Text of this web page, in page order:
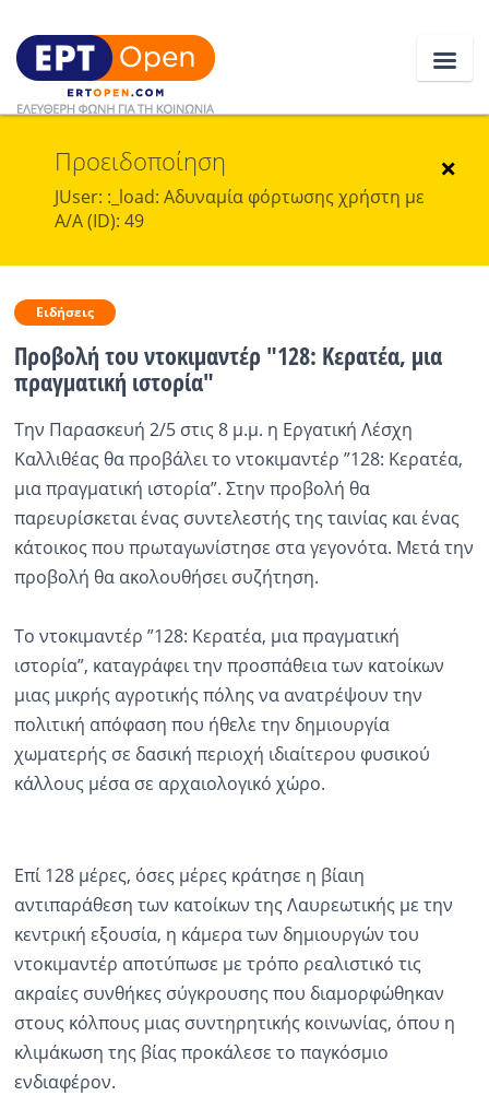
Ειδήσεις
Ελλάδα
Οικονομία
Κόσμος
Ραδιόφωνο
Πολιτισμός
×
Προειδοποίηση
JUser: :_load: Αδυναμία φόρτωσης χρήστη με
Α/Α (ID): 49
Ειδήσεις
Προβολή του ντοκιμαντέρ "128: Κερατέα, μια
πραγματική ιστορία"
Την Παρασκευή 2/5 στις 8 μ.μ. η Εργατική Λέσχη
Καλλιθέας θα προβάλει το ντοκιμαντέρ ”128: Κερατέα,
μια πραγματική ιστορία”. Στην προβολή θα
παρευρίσκεται ένας συντελεστής της ταινίας και ένας
κάτοικος που πρωταγωνίστησε στα γεγονότα. Μετά την
προβολή θα ακολουθήσει συζήτηση.
Το ντοκιμαντέρ ”128: Κερατέα, μια πραγματική
ιστορία”, καταγράφει την προσπάθεια των κατοίκων
μιας μικρής αγροτικής πόλης να ανατρέψουν την
πολιτική απόφαση που ήθελε την δημιουργία
χωματερής σε δασική περιοχή ιδιαίτερου φυσικού
κάλλους μέσα σε αρχαιολογικό χώρο.
Επί 128 μέρες, όσες μέρες κράτησε η βίαιη
αντιπαράθεση των κατοίκων της Λαυρεωτικής με την
κεντρική εξουσία, η κάμερα των δημιουργών του
ντοκιμαντέρ αποτύπωσε με τρόπο ρεαλιστικό τις
ακραίες συνθήκες σύγκρουσης που διαμορφώθηκαν
στους κόλπους μιας συντηρητικής κοινωνίας, όπου η
κλιμάκωση της βίας προκάλεσε το παγκόσμιο
ενδιαφέρον.